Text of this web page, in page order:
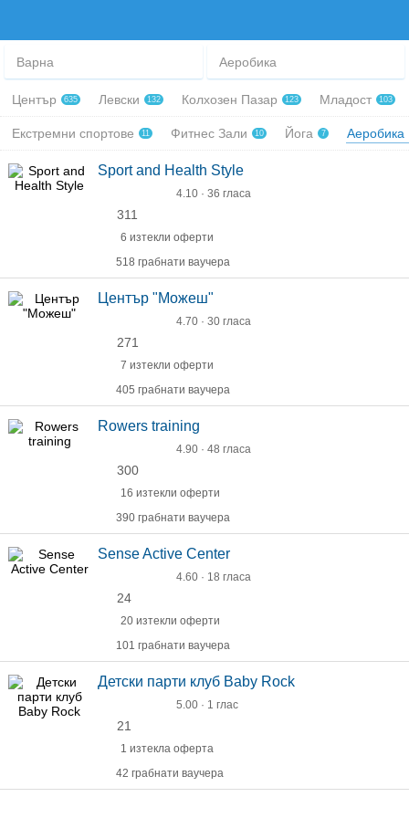
Варна Аеробика
Център 635 Левски 132 Колхозен Пазар 123 Младост 103
Екстремни спортове 11 Фитнес Зали 10 Йога 7 Аеробика
Sport and Health Style
4.10 · 36 гласа
311
6 изтекли оферти
518 грабнати ваучера
Център "Можеш"
4.70 · 30 гласа
271
7 изтекли оферти
405 грабнати ваучера
Rowers training
4.90 · 48 гласа
300
16 изтекли оферти
390 грабнати ваучера
Sense Active Center
4.60 · 18 гласа
24
20 изтекли оферти
101 грабнати ваучера
Детски парти клуб Baby Rock
5.00 · 1 глас
21
1 изтекла оферта
42 грабнати ваучера